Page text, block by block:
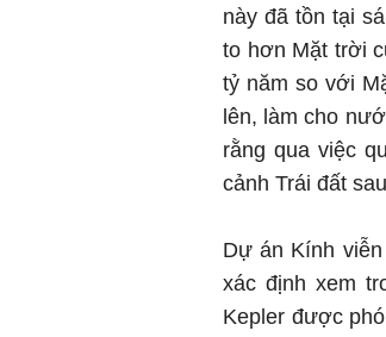
này đã tồn tại
to hơn Mặt trời
tỷ năm so với
lên, làm cho
rằng qua việc
cảnh Trái đất
Dự án Kính
xác định xem
Kepler được